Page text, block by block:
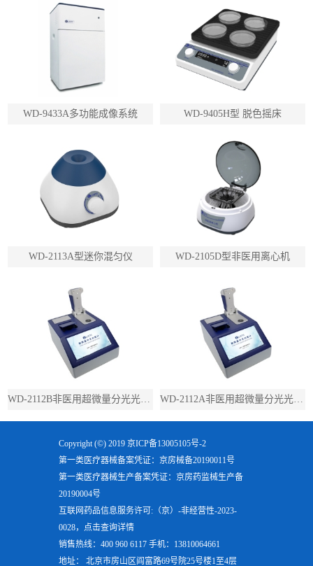
WD-9433A多功能成像系统 WD-9405H型 脱色摇床
WD-2113A型迷你混匀仪 WD-2105D型非医用离心机
WD-2112B非医用超微量分光光度计（带荧光） WD-2112A非医用超微量分光光度计（不带荧光）
Copyright (©) 2019 京ICP备13005105号-2
第一类医疗器械备案凭证：京房械备20190011号
第一类医疗器械生产备案凭证：京房药监械生产备
20190004号
互联网药品信息服务许可:（京）-非经营性-2023-
0028，点击查询详情
销售热线：400 960 6117 手机：13810064661
地址： 北京市房山区阎富路69号院25号楼1至4层